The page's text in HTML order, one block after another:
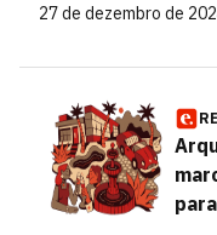
27 de dezembro de